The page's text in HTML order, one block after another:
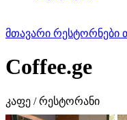
მთავარი რესტორნები
Coffee.ge
კაფე / რესტორანი